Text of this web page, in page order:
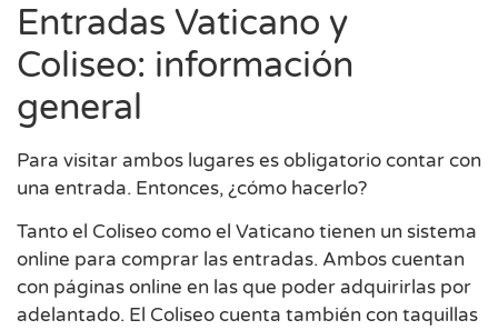
Entradas Vaticano y
Coliseo: información
general
Para visitar ambos lugares es obligatorio contar con
una entrada. Entonces, ¿cómo hacerlo?
Tanto el Coliseo como el Vaticano tienen un sistema
online para comprar las entradas. Ambos cuentan
con páginas online en las que poder adquirirlas por
adelantado. El Coliseo cuenta también con taquillas